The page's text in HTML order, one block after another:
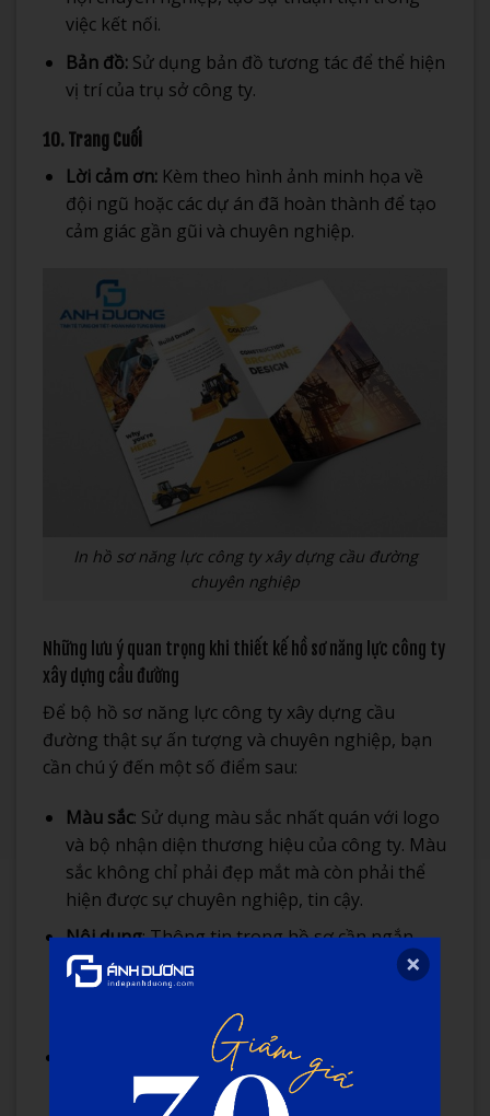
việc kết nối.
Bản đồ:Sử dụng bản đồ tương tác để thể hiện
vị trí của trụ sở công ty.
10. Trang Cuối
Lời cảm ơn:Kèm theo hình ảnh minh họa về
đội ngũ hoặc các dự án đã hoàn thành để tạo
cảm giác gần gũi và chuyên nghiệp.
In hồ sơ năng lực công ty xây dựng cầu đường
chuyên nghiệp
Những lưu ý quan trọng khi thiết kế hồ sơ năng lực công ty
xây dựng cầu đường
Để bộ hồ sơ năng lực công ty xây dựng cầu
đường thật sự ấn tượng và chuyên nghiệp, bạn
cần chú ý đến một số điểm sau:
Màu sắc: Sử dụng màu sắc nhất quán với logo
và bộ nhận diện thương hiệu của công ty. Màu
sắc không chỉ phải đẹp mắt mà còn phải thể
hiện được sự chuyên nghiệp, tin cậy.
Nội dung: Thông tin trong hồ sơ cần ngắn
gọn, súc tích nhưng đầy đủ ý nghĩa. Cần nhấn
mạnh vào những dự án tiêu biểu, những thế
mạnh và năng lực cốt lõi của công ty.
: Sử dụng hình ảnh thực tế từ các dự
án đã thực hiện để tạo độ tin cậy. Hình ảnh